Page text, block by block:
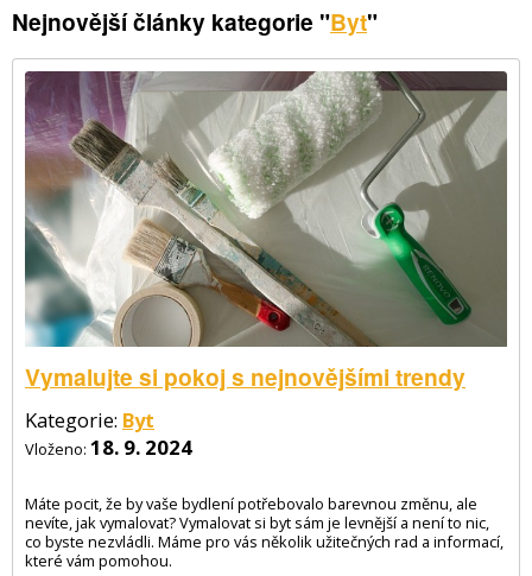
Nejnovější články kategorie "Byt"
Vymalujte si pokoj s nejnovějšími trendy
Kategorie: Byt
Vloženo: 18. 9. 2024
Máte pocit, že by vaše bydlení potřebovalo barevnou změnu, ale
nevíte, jak vymalovat? Vymalovat si byt sám je levnější a není to nic,
co byste nezvládli. Máme pro vás několik užitečných rad a informací,
které vám pomohou.